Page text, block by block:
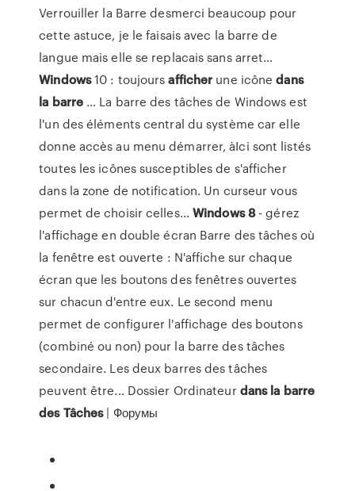
Verrouiller la Barre desmerci beaucoup pour
cette astuce, je le faisais avec la barre de
langue mais elle se replacais sans arret...
Windows10 : toujoursafficher une icônedans
la barre … La barre des tâches de Windows est
l'un des éléments central du système car elle
donne accès au menu démarrer, àIci sont listés
toutes les icônes susceptibles de s'afficher
dans la zone de notification. Un curseur vous
permet de choisir celles...Windows 8- gérez
l'affichage en double écran Barre des tâches où
la fenêtre est ouverte : N'affiche sur chaque
écran que les boutons des fenêtres ouvertes
sur chacun d'entre eux. Le second menu
permet de configurer l'affichage des boutons
(combiné ou non) pour la barre des tâches
secondaire. Les deux barres des tâches
peuvent être... Dossier Ordinateurdans la barre
des Tâches| Форумы